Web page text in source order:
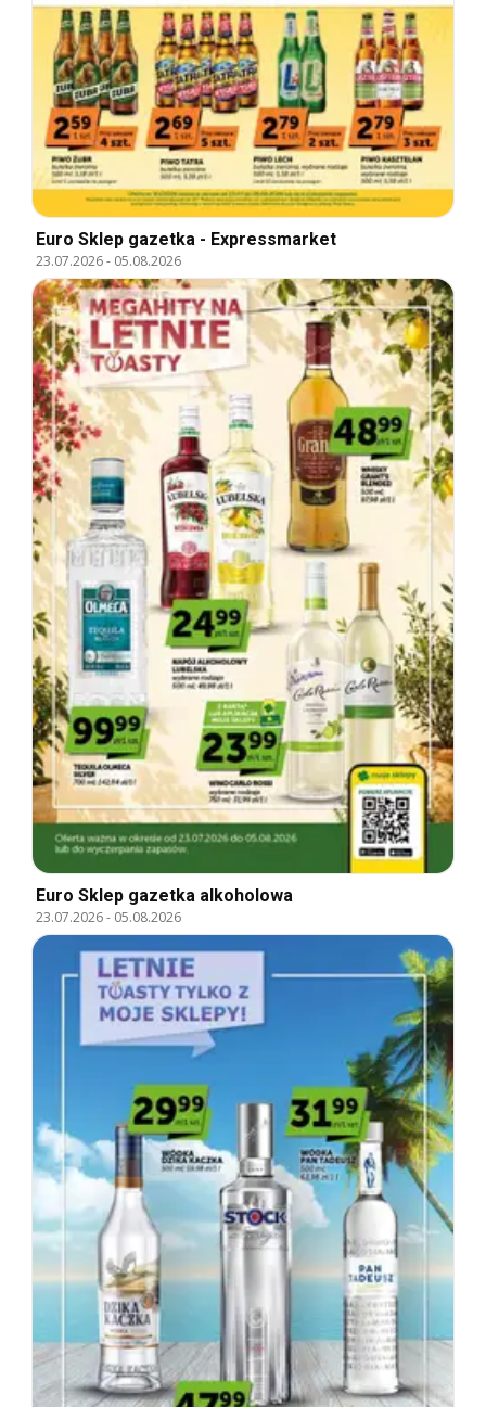
Euro Sklep gazetka - Expressmarket
23.07.2026- 05.08.2026
Euro Sklep gazetka alkoholowa
23.07.2026- 05.08.2026